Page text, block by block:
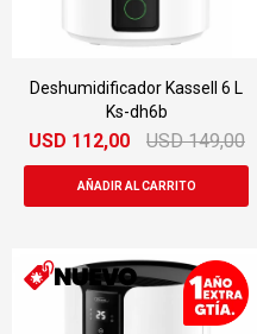
Deshumidificador Kassell 6 L
Ks-dh6b
USD 112,00 USD 149,00